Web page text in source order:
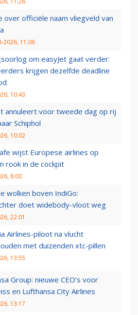
over officiële naam vliegveld van
2026, 11:06
om easyJet gaat verder:
krijgen dezelfde deadline
10:43
annuleert voor tweede dag op rij
Schiphol
10:02
wijst Europese airlines op
rook in de cockpit
8:00
wolken boven IndiGo:
doet widebody-vloot weg
22:01
Airlines-piloot na vlucht
met duizenden xtc-pillen
13:55
Group: nieuwe CEO’s voor
en Lufthansa City Airlines
13:17